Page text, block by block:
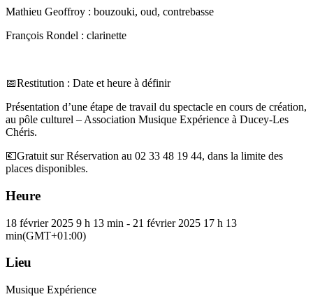
Mathieu Geoffroy : bouzouki, oud, contrebasse
François Rondel : clarinette
📅Restitution : Date et heure à définir
Présentation d’une étape de travail du spectacle en cours de création,
au pôle culturel – Association Musique Expérience à Ducey-Les
Chéris.
💶Gratuit sur Réservation au 02 33 48 19 44, dans la limite des
places disponibles.
Heure
18 février 2025 9 h 13 min - 21 février 2025 17 h 13
min(GMT+01:00)
Lieu
Musique Expérience